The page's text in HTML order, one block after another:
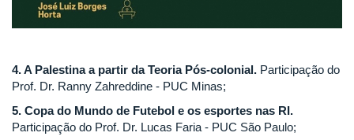
4. A Palestina a partir da Teoria Pós-colonial. Participação do
Prof. Dr. Ranny Zahreddine - PUC Minas;
5. Copa do Mundo de Futebol e os esportes nas RI.
Participação do Prof. Dr. Lucas Faria - PUC São Paulo;